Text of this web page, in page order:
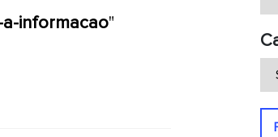
informacao"